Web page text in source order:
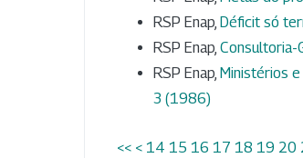
RSP Enap, Déficit só
RSP Enap, Consultoria-
RSP Enap, Ministérios
3 (1986)
<< < 14 15 16 17 18 19 20